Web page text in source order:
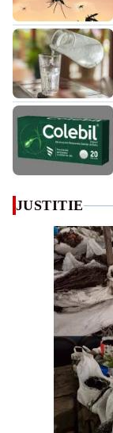
JUSTITIE